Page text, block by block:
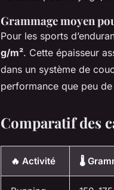
Grammage moyen
Pour les sports
g/m². Cette épaisseur
dans un système de
performance que peu
Comparatif des
🔥 Activité 🌡️